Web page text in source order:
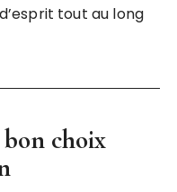
tout au long
choix